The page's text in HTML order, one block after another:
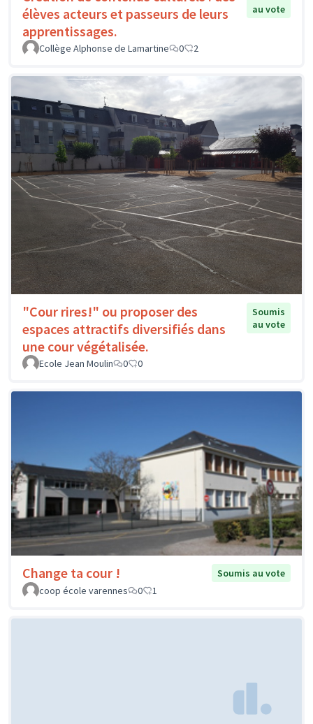
élèves acteurs et passeurs de leurs
apprentissages.
au vote
Collège Alphonse de Lamartine 0 2
"Cour rires!" ou proposer des
espaces attractifs diversifiés dans
une cour végétalisée.
Soumis
au vote
Ecole Jean Moulin 0 0
Change ta cour !
Soumis au vote
coop école varennes
0 1